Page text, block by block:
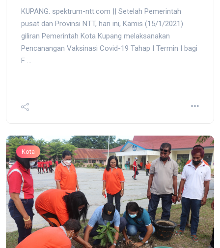
KUPANG. spektrum-ntt.com || Setelah Pemerintah
pusat dan Provinsi NTT, hari ini, Kamis (15/1/2021)
giliran Pemerintah Kota Kupang melaksanakan
Pencanangan Vaksinasi Covid-19 Tahap I Termin I bagi
F ...
Kota